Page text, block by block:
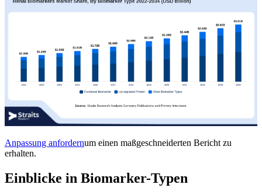
Anpassung anfordernum einen maßgeschneiderten Bericht zu
erhalten.
Einblicke in Biomarker-Typen